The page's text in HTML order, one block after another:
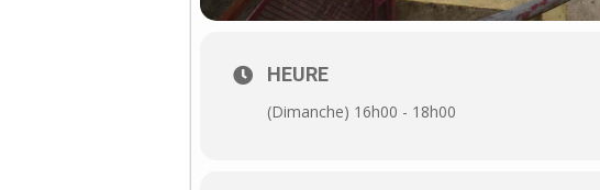
HEURE
(Dimanche) 16h00 - 18h00